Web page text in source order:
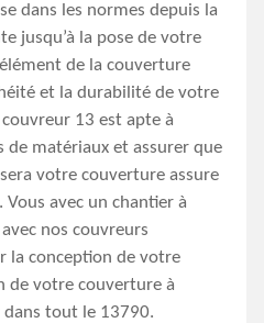
dans les normes depuis la
jusqu’à la pose de votre
de la couverture
et la durabilité de votre
13 est apte à
matériaux et assurer que
votre couverture assure
avec un chantier à
nos couvreurs
la conception de votre
de votre couverture à
dans tout le 13790.